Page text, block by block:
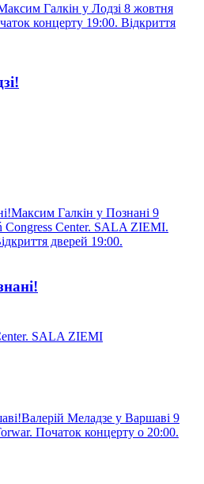
Галкін у Лодзі 8 жовтня
концерту 19:00. Відкриття
Максим Галкін у Познані 9
Congress Center. SALA ZIEMI.
дверей 19:00.
SALA ZIEMI
Валерій Меладзе у Варшаві 9
Початок концерту о 20:00.